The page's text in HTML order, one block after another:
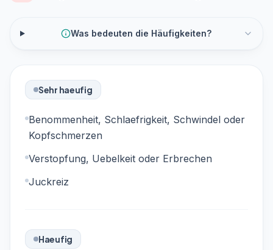
Was bedeuten die Häufigkeiten?
Sehr haeufig
Benommenheit, Schlaefrigkeit, Schwindel oder
Kopfschmerzen
Verstopfung, Uebelkeit oder Erbrechen
Juckreiz
Haeufig